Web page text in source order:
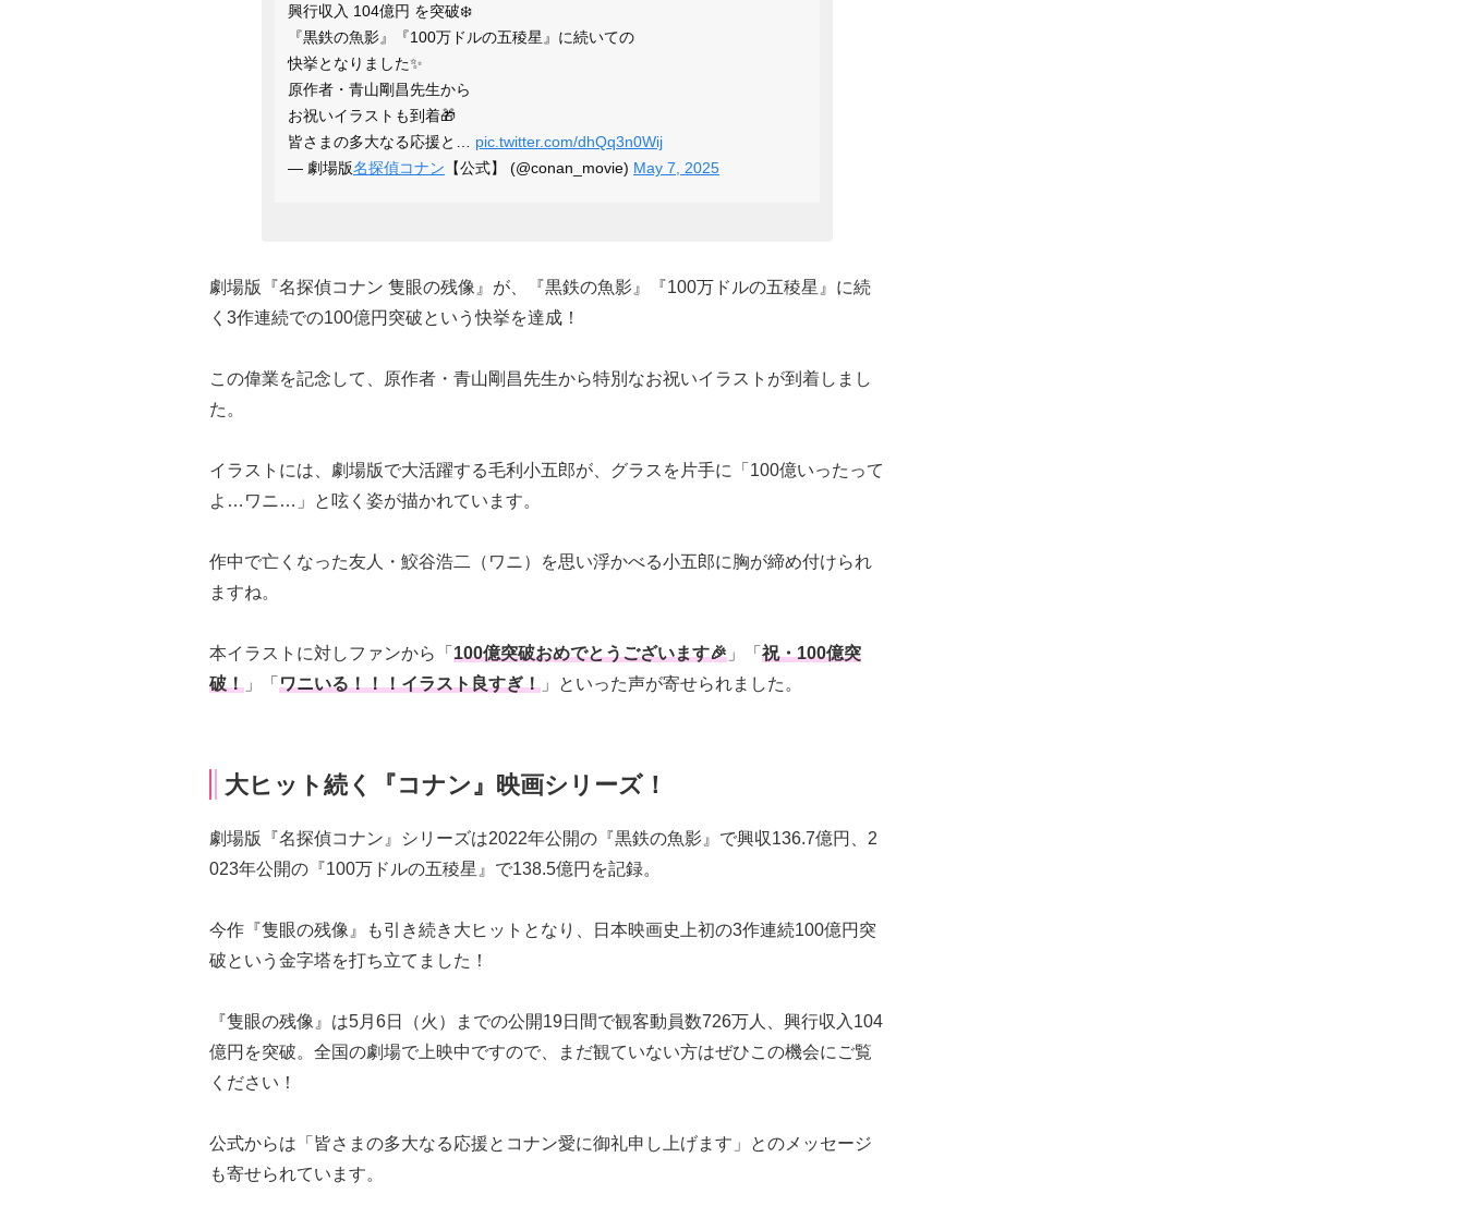
興行収入 104億円 を突破❄️
『黒鉄の魚影』『100万ドルの五稜星』に続いての
快挙となりました✨
原作者・青山剛昌先生から
お祝いイラストも到着🎁
皆さまの多大なる応援と… pic.twitter.com/dhQq3n0Wij
— 劇場版名探偵コナン 【公式】 (@conan_movie) May 7, 2025
劇場版『名探偵コナン 隻眼の残像』が、『黒鉄の魚影』『100万ドルの五稜星』に続
く3作連続での100億円突破という快挙を達成！
この偉業を記念して、原作者・青山剛昌先生から特別なお祝いイラストが到着しまし
た。
イラストには、劇場版で大活躍する毛利小五郎が、グラスを片手に「100億いったって
よ…ワニ…」と呟く姿が描かれています。
作中で亡くなった友人・鮫谷浩二（ワニ）を思い浮かべる小五郎に胸が締め付けられ
ますね。
本イラストに対しファンから「 100億突破おめでとうございます🎉 」「 祝・100億突
破！ 」「 ワニいる！！！イラスト良すぎ！ 」といった声が寄せられました。
大ヒット続く『コナン』映画シリーズ！
劇場版『名探偵コナン』シリーズは2022年公開の『黒鉄の魚影』で興収136.7億円、2
023年公開の『100万ドルの五稜星』で138.5億円を記録。
今作『隻眼の残像』も引き続き大ヒットとなり、日本映画史上初の3作連続100億円突
破という金字塔を打ち立てました！
『隻眼の残像』は5月6日（火）までの公開19日間で観客動員数726万人、興行収入104
億円を突破。全国の劇場で上映中ですので、まだ観ていない方はぜひこの機会にご覧
ください！
公式からは「皆さまの多大なる応援とコナン愛に御礼申し上げます」とのメッセージ
も寄せられています。